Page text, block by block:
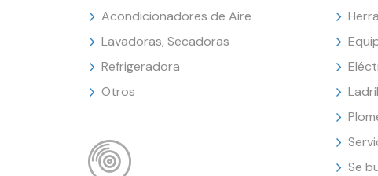
Acondicionadores de Aire
Lavadoras, Secadoras
Refrigeradora
Otros
Se